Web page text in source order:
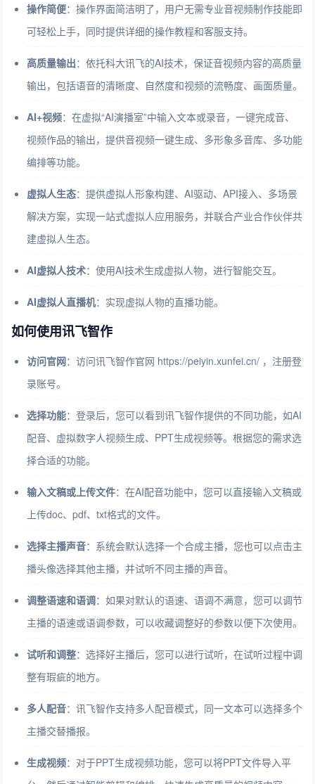
操作简便：操作界面简洁明了，用户无需专业音视频制作技能即
可轻松上手，同时提供详细的操作教程和客服支持。
高质量输出：依托科大讯飞的AI技术，保证音视频内容的高质量
输出，包括语音的清晰度、自然度和视频的流畅度、画面质量。
AI+视频：在虚拟“AI演播室”中输入文本或录音，一键完成音、
视频作品的输出，提供音视频一键生成、多形象多音库、多功能
编排等功能。
虚拟人生态：提供虚拟人形象构建、AI驱动、API接入、多场景
解决方案，实现一站式虚拟人应用服务，并联合产业合作伙伴共
建虚拟人生态。
AI虚拟人技术：使用AI技术生成虚拟人物，进行智能交互。
AI虚拟人直播机：实现虚拟人物的直播功能。
如何使用讯飞智作
访问官网：访问讯飞智作官网 https://peiyin.xunfei.cn/ ，注册登
录账号。
选择功能：登录后，您可以看到讯飞智作提供的不同功能，如AI
配音、虚拟数字人视频生成、PPT生成视频等。根据您的需求选
择合适的功能。
输入文稿或上传文件：在AI配音功能中，您可以直接输入文稿或
上传doc、pdf、txt格式的文件。
选择主播声音：系统会默认选择一个合成主播，您也可以点击主
播头像选择其他主播，并试听不同主播的声音。
调整语速和语调：如果对默认的语速、语调不满意，您可以调节
主播的语速或语调参数，可以收藏调整好的参数以便下次使用。
试听和调整：选择好主播后，您可以进行试听，在试听过程中调
整有瑕疵的地方。
多人配音：讯飞智作支持多人配音模式，同一文本可以选择多个
主播交替播报。
生成视频：对于PPT生成视频功能，您可以将PPT文件导入平